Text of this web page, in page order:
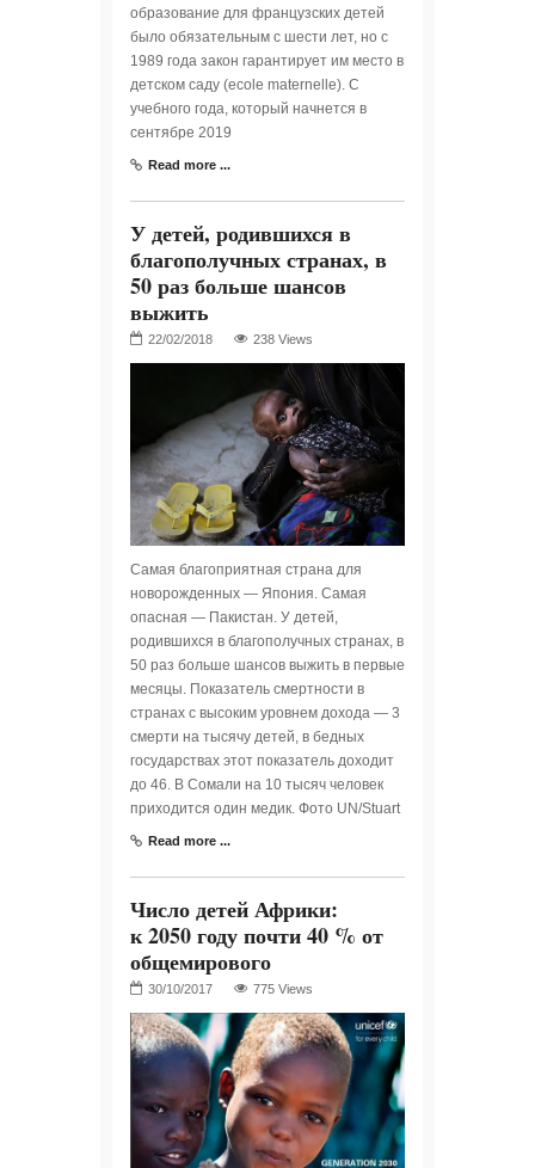
образование для французских детей
было обязательным с шести лет, но с
1989 года закон гарантирует им место в
детском саду (ecole maternelle). С
учебного года, который начнется в
сентябре 2019
Read more ...
У детей, родившихся в
благополучных странах, в
50 раз больше шансов
выжить
238 Views
Самая благоприятная страна для
новорожденных — Япония. Самая
опасная — Пакистан. У детей,
родившихся в благополучных странах, в
50 раз больше шансов выжить в первые
месяцы. Показатель смертности в
странах с высоким уровнем дохода — 3
смерти на тысячу детей, в бедных
государствах этот показатель доходит
до 46. В Сомали на 10 тысяч человек
приходится один медик. Фото UN/Stuart
Read more ...
Число детей Африки:
к 2050 году почти 40 % от
общемирового
775 Views